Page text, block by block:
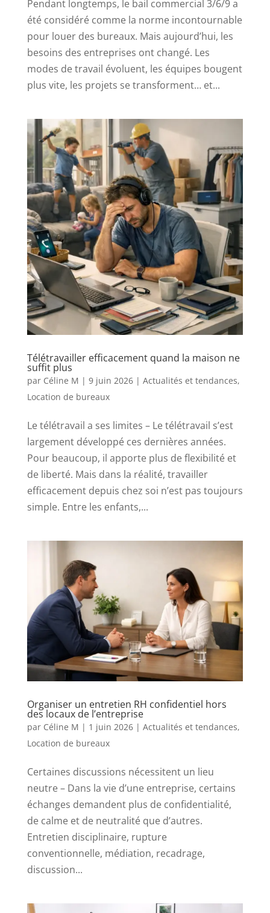
Pendant longtemps, le bail commercial 3/6/9 a
été considéré comme la norme incontournable
pour louer des bureaux. Mais aujourd’hui, les
besoins des entreprises ont changé. Les
modes de travail évoluent, les équipes bougent
plus vite, les projets se transforment… et...
Télétravailler efficacement quand la maison ne
suffit plus
par Céline M | 9 juin 2026| Actualités et tendances,
Location de bureaux
Le télétravail a ses limites – Le télétravail s’est
largement développé ces dernières années.
Pour beaucoup, il apporte plus de flexibilité et
de liberté. Mais dans la réalité, travailler
efficacement depuis chez soi n’est pas toujours
simple. Entre les enfants,...
Organiser un entretien RH confidentiel hors
des locaux de l’entreprise
par Céline M | 1 juin 2026| Actualités et tendances,
Location de bureaux
Certaines discussions nécessitent un lieu
neutre – Dans la vie d’une entreprise, certains
échanges demandent plus de confidentialité,
de calme et de neutralité que d’autres.
Entretien disciplinaire, rupture
conventionnelle, médiation, recadrage,
discussion...